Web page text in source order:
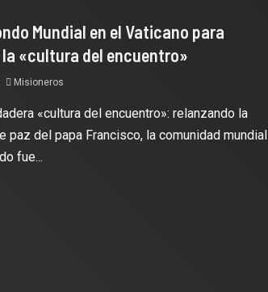
Mundial en el Vaticano para
«cultura del encuentro»
Misioneros
«cultura del encuentro»: relanzando la
paz del papa Francisco, la comunidad mundial
fue...